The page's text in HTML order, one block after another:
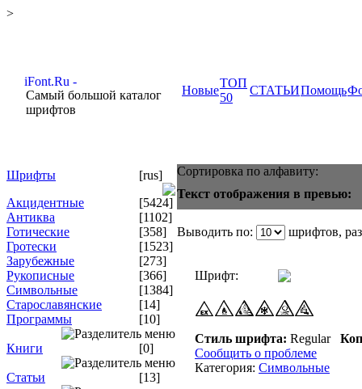
>
Самый большой каталог
шрифтов
Новые
ТОП
50
СТАТЬИПомощь
Шрифты
[rus]
Акцидентные
[5424]
Антиква
[1102]
Готические
[358]
Гротески
[1523]
Зарубежные
[273]
Рукописные
[366]
Символьные
[1384]
Старославянские
[14]
Программы
[10]
Книги [0]
Статьи [13]
Сортировка по алфавиту:
Текст отображения в превью:
Выводить по: шрифтов,
Шрифт:
Стиль шрифта: Regular
Сообщить о проблеме
Категория: Символьные